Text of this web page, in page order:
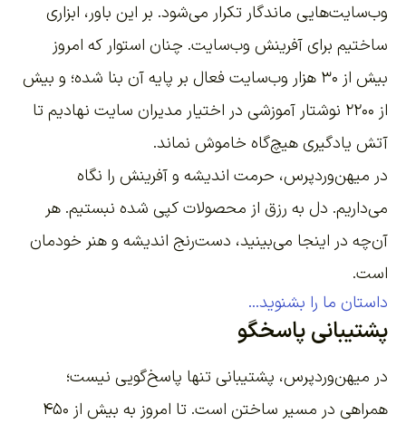
وب‌سایت‌هایی ماندگار تکرار می‌شود. بر این باور، ابزاری
ساختیم برای آفرینش وب‌سایت. چنان استوار که امروز
بیش از ۳۰ هزار وب‌سایت فعال بر پایه آن بنا شده؛ و بیش
از ۲۲۰۰
نوشتار آموزشی در اختیار مدیران سایت نهادیم تا
آتش یادگیری هیچ‌گاه خاموش نماند.
در میهن‌وردپرس، حرمت اندیشه و آفرینش را نگاه
می‌داریم. دل به رزق از محصولات کپی شده نبستیم. هر
آن‌چه در اینجا می‌بینید، دست‌رنج اندیشه و هنر خودمان
است.
داستان ما را بشنوید...
پشتیبانی پاسخگو
در میهن‌وردپرس، پشتیبانی تنها پاسخ‌گویی نیست؛
همراهی در مسیر ساختن است. تا امروز به بیش از ۴۵۰